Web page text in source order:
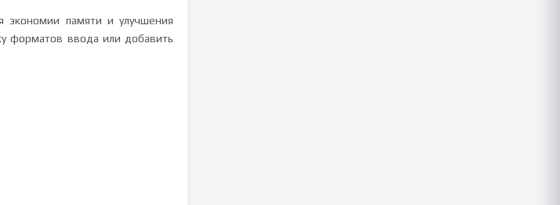
экономии памяти и улучшения
форматов ввода или добавить